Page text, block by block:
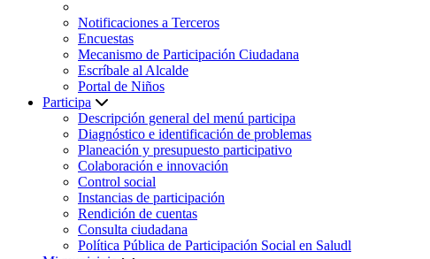
Notificaciones a Terceros
Encuestas
Mecanismo de Participación Ciudadana
Escríbale al Alcalde
Portal de Niños
Participa
Descripción general del menú participa
Diagnóstico e identificación de problemas
Planeación y presupuesto participativo
Colaboración e innovación
Control social
Instancias de participación
Rendición de cuentas
Consulta ciudadana
Política Pública de Participación Social en Saludl